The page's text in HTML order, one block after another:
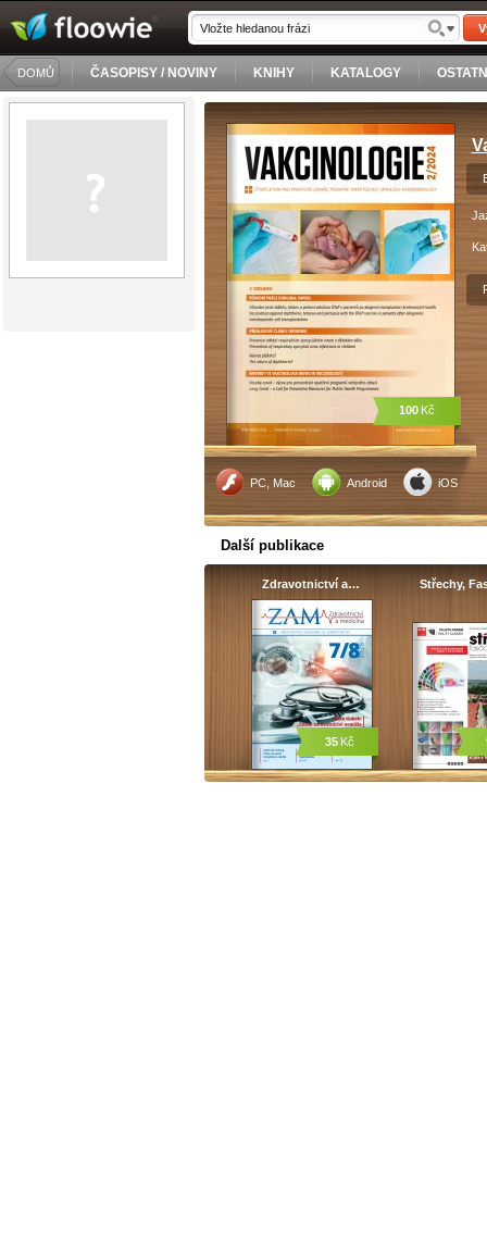
DOMŮ ČASOPISY / NOVINY KNIHY KATALOGY
PC, Mac Android iOS
100 Kč
Další publikace
Zdravotnictví a…
35 Kč
Střechy,